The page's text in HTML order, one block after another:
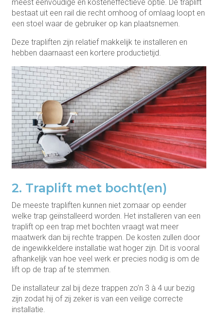
meest eenvoudige en kosteneffectieve optie. De traplift
bestaat uit een rail die recht omhoog of omlaag loopt en
een stoel waar de gebruiker op kan plaatsnemen.
Deze trapliften zijn relatief makkelijk te installeren en
hebben daarnaast een kortere productietijd.
2. Traplift met bocht(en)
De meeste trapliften kunnen niet zomaar op eender
welke trap geïnstalleerd worden. Het installeren van een
traplift op een trap met bochten vraagt wat meer
maatwerk dan bij rechte trappen. De kosten zullen door
de ingewikkeldere installatie wat hoger zijn. Dit is vooral
afhankelijk van hoe veel werk er precies nodig is om de
lift op de trap af te stemmen.
De installateur zal bij deze trappen zo’n 3 à 4 uur bezig
zijn zodat hij of zij zeker is van een veilige correcte
installatie.